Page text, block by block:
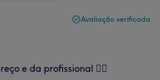
Avaliação verificada
e da profissional 💇‍♀️